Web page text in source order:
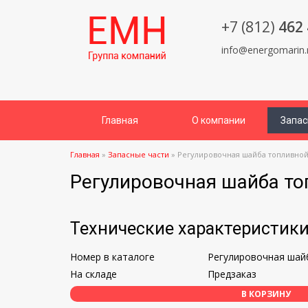
+7 (812) 462
Главная О компании
Главная » Запасные части » Регулировочная шайба
Регулировочная шайба
Технические характеристики
Номер в каталоге
Регулировочная
На складе
Предзаказ
В КОРЗИНУ